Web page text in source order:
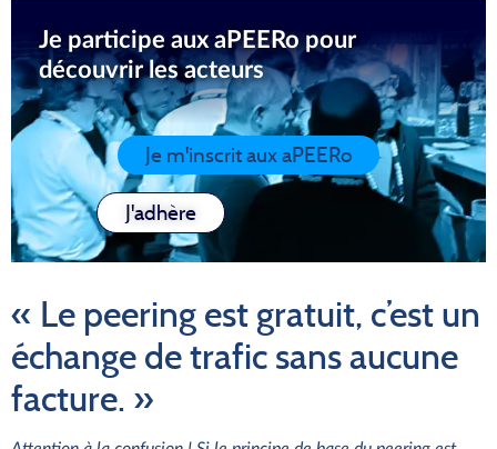
Je participe aux aPEERo pour
découvrir les acteurs
Je m'inscrit aux aPEERo
J'adhère
« Le peering est gratuit, c’est un
échange de trafic sans aucune
facture. »